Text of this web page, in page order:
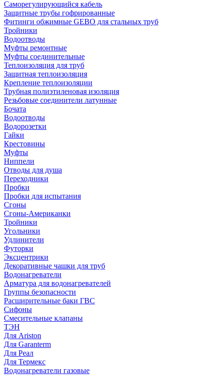
Саморегулирующийся кабель
Защитные трубы гофрированные
Фитинги обжимные GEBO для стальных труб
Тройники
Водоотводы
Муфты ремонтные
Муфты соединительные
Теплоизоляция для труб
Защитная теплоизоляция
Крепление теплоизоляции
Трубная полиэтиленовая изоляция
Резьбовые соединители латунные
Бочата
Водоотводы
Водорозетки
Гайки
Крестовины
Муфты
Ниппели
Отводы для душа
Переходники
Пробки
Пробки для испытания
Сгоны
Сгоны-Американки
Тройники
Угольники
Удлинители
Футорки
Эксцентрики
Декоративные чашки для труб
Водонагреватели
Арматура для водонагревателей
Группы безопасности
Расширительные баки ГВС
Сифоны
Смесительные клапаны
ТЭН
Для Ariston
Для Garanterm
Для Реал
Для Термекс
Водонагреватели газовые